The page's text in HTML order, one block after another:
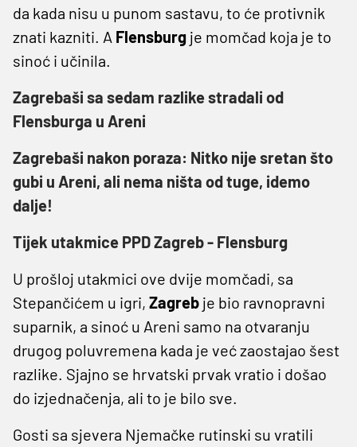
da kada nisu u punom sastavu, to će protivnik
znati kazniti. A Flensburg je momčad koja je to
sinoć i učinila.
Zagrebaši sa sedam razlike stradali od
Flensburga u Areni
Zagrebaši nakon poraza: Nitko nije sretan što
gubi u Areni, ali nema ništa od tuge, idemo
dalje!
Tijek utakmice PPD Zagreb - Flensburg
U prošloj utakmici ove dvije momčadi, sa
Stepančićem u igri, Zagreb je bio ravnopravni
suparnik, a sinoć u Areni samo na otvaranju
drugog poluvremena kada je već zaostajao šest
razlike. Sjajno se hrvatski prvak vratio i došao
do izjednačenja, ali to je bilo sve.
Gosti sa sjevera Njemačke rutinski su vratili